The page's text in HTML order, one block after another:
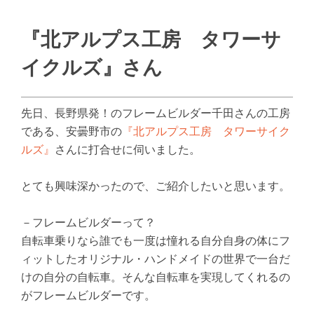
『北アルプス工房 タワーサ
イクルズ』さん
先日、長野県発！のフレームビルダー千田さんの工房
である、安曇野市の 『北アルプス工房 タワーサイク
ルズ』 さんに打合せに伺いました。
とても興味深かったので、ご紹介したいと思います。
－フレームビルダーって？
自転車乗りなら誰でも一度は憧れる自分自身の体にフ
ィットしたオリジナル・ハンドメイドの世界で一台だ
けの自分の自転車。そんな自転車を実現してくれるの
がフレームビルダーです。